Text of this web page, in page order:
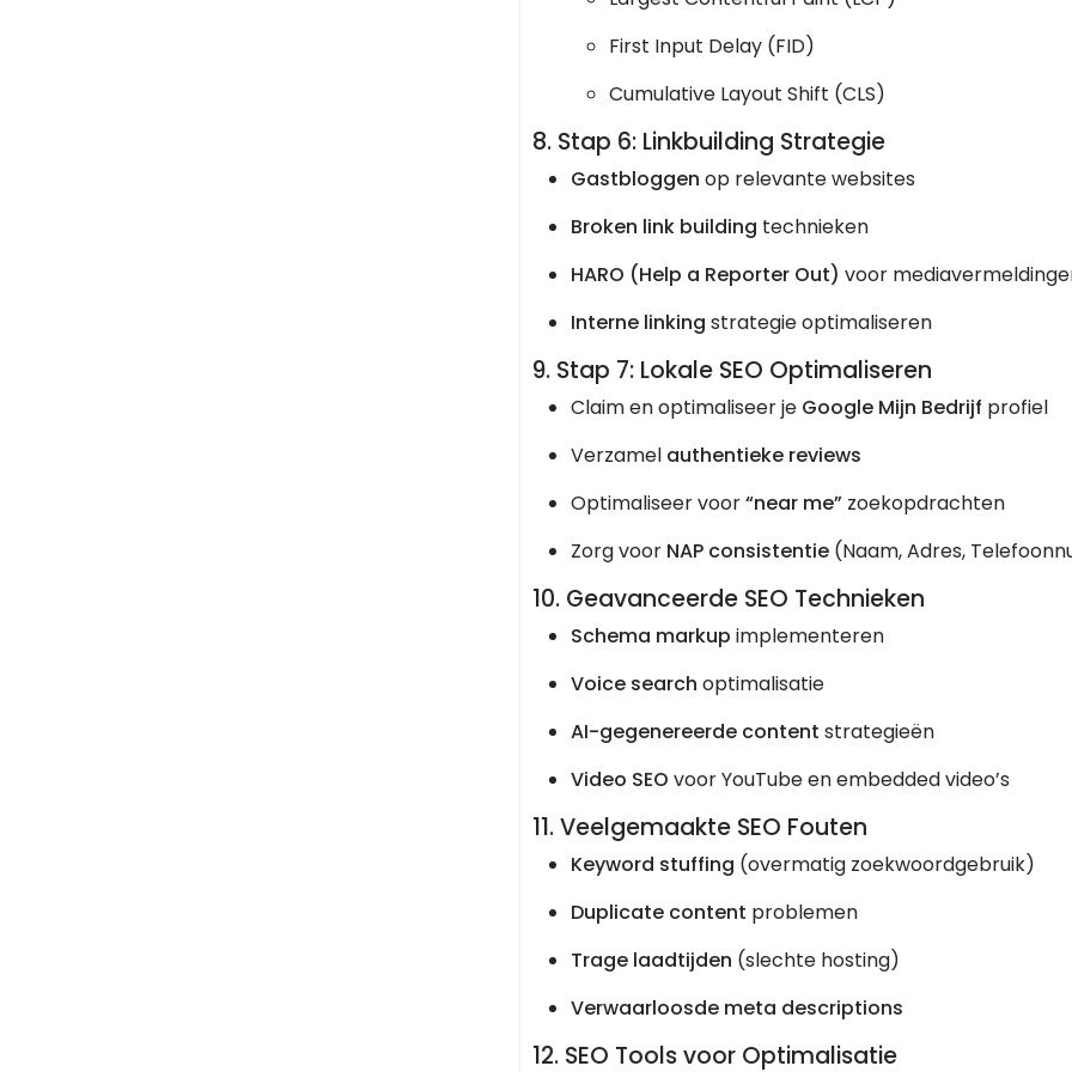
First Input Delay (FID)
Cumulative Layout Shift (CLS)
8. Stap 6: Linkbuilding Strategie
Gastbloggen op relevante websites
Broken link building technieken
HARO (Help a Reporter Out) voor
Interne linking strategie optimaliseren
9. Stap 7: Lokale SEO Optimaliseren
Claim en optimaliseer je Google Mijn Bedrijf profiel
Verzamel authentieke reviews
Optimaliseer voor“near me” zoekopdrachten
Zorg voor NAP consistentie (Naam, Adres,
10. Geavanceerde SEO Technieken
Schema markup implementeren
Voice search optimalisatie
AI-gegenereerde content strategieën
Video SEO voor YouTube en embedded video’s
11. Veelgemaakte SEO Fouten
Keyword stuffing (overmatig zoekwoordgebruik)
Duplicate content problemen
Trage laadtijden (slechte hosting)
Verwaarloosde meta descriptions
12. SEO Tools voor Optimalisatie